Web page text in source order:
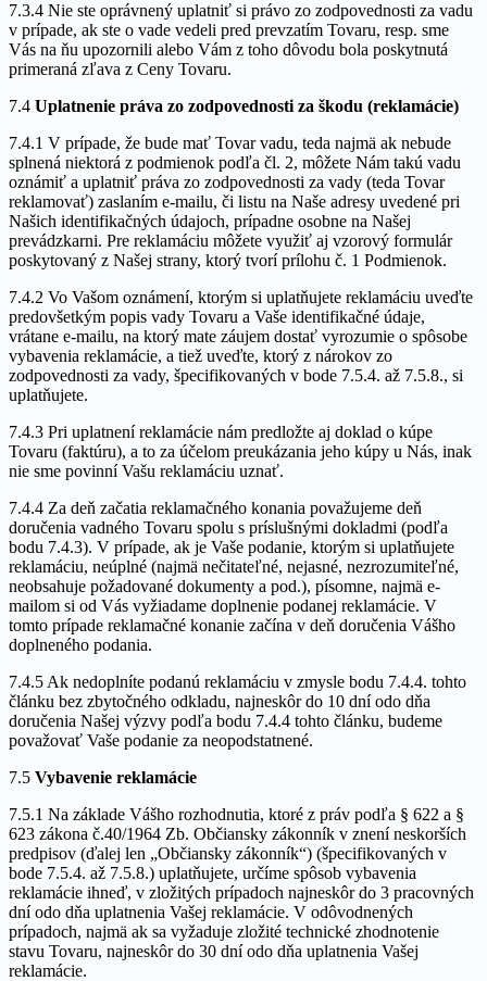
7.3.4 Nie ste oprávnený uplatniť si právo zo zodpovednosti za vadu
v prípade, ak ste o vade vedeli pred prevzatím Tovaru, resp. sme
Vás na ňu upozornili alebo Vám z toho dôvodu bola poskytnutá
primeraná zľava z Ceny Tovaru.
7.4 Uplatnenie práva zo zodpovednosti za škodu (reklamácie)
7.4.1 V prípade, že bude mať Tovar vadu, teda najmä ak nebude
splnená niektorá z podmienok podľa čl. 2, môžete Nám takú vadu
oznámiť a uplatniť práva zo zodpovednosti za vady (teda Tovar
reklamovať) zaslaním e-mailu, či listu na Naše adresy uvedené pri
Našich identifikačných údajoch, prípadne osobne na Našej
prevádzkarni. Pre reklamáciu môžete využiť aj vzorový formulár
poskytovaný z Našej strany, ktorý tvorí prílohu č. 1 Podmienok.
7.4.2 Vo Vašom oznámení, ktorým si uplatňujete reklamáciu uveďte
predovšetkým popis vady Tovaru a Vaše identifikačné údaje,
vrátane e-mailu, na ktorý mate záujem dostať vyrozumie o spôsobe
vybavenia reklamácie, a tiež uveďte, ktorý z nárokov zo
zodpovednosti za vady, špecifikovaných v bode 7.5.4. až 7.5.8., si
uplatňujete.
7.4.3 Pri uplatnení reklamácie nám predložte aj doklad o kúpe
Tovaru (faktúru), a to za účelom preukázania jeho kúpy u Nás, inak
nie sme povinní Vašu reklamáciu uznať.
7.4.4 Za deň začatia reklamačného konania považujeme deň
doručenia vadného Tovaru spolu s príslušnými dokladmi (podľa
bodu 7.4.3). V prípade, ak je Vaše podanie, ktorým si uplatňujete
reklamáciu, neúplné (najmä nečitateľné, nejasné, nezrozumiteľné,
neobsahuje požadované dokumenty a pod.), písomne, najmä e-
mailom si od Vás vyžiadame doplnenie podanej reklamácie. V
tomto prípade reklamačné konanie začína v deň doručenia Vášho
doplneného podania.
7.4.5 Ak nedoplníte podanú reklamáciu v zmysle bodu 7.4.4. tohto
článku bez zbytočného odkladu, najneskôr do 10 dní odo dňa
doručenia Našej výzvy podľa bodu 7.4.4 tohto článku, budeme
považovať Vaše podanie za neopodstatnené.
7.5 Vybavenie reklamácie
7.5.1 Na základe Vášho rozhodnutia, ktoré z práv podľa § 622 a §
623 zákona č.40/1964 Zb. Občiansky zákonník v znení neskorších
predpisov (ďalej len „Občiansky zákonník“) (špecifikovaných v
bode 7.5.4. až 7.5.8.) uplatňujete, určíme spôsob vybavenia
reklamácie ihneď, v zložitých prípadoch najneskôr do 3 pracovných
dní odo dňa uplatnenia Vašej reklamácie. V odôvodnených
prípadoch, najmä ak sa vyžaduje zložité technické zhodnotenie
stavu Tovaru, najneskôr do 30 dní odo dňa uplatnenia Vašej
reklamácie.